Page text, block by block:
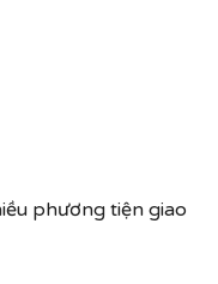
phương tiện giao